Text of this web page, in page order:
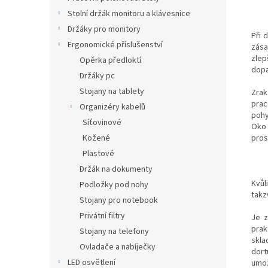
Stolní držák monitoru a klávesnice
Držáky pro monitory
Ergonomické příslušenství
Opěrka předloktí
Držáky pc
Stojany na tablety
Organizéry kabelů
Síťovinové
Kožené
Plastové
Držák na dokumenty
Podložky pod nohy
Stojany pro notebook
Privátní filtry
Stojany na telefony
Ovladače a nabíječky
LED osvětlení
Při
Je